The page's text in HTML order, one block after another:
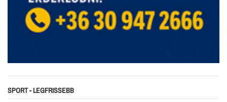
SPORT - LEGFRISSEBB